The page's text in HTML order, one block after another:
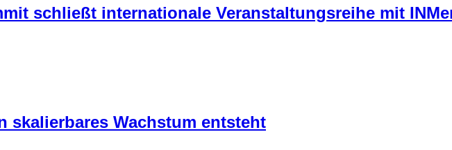
schließt internationale Veranstaltungsreihe mit
skalierbares Wachstum entsteht